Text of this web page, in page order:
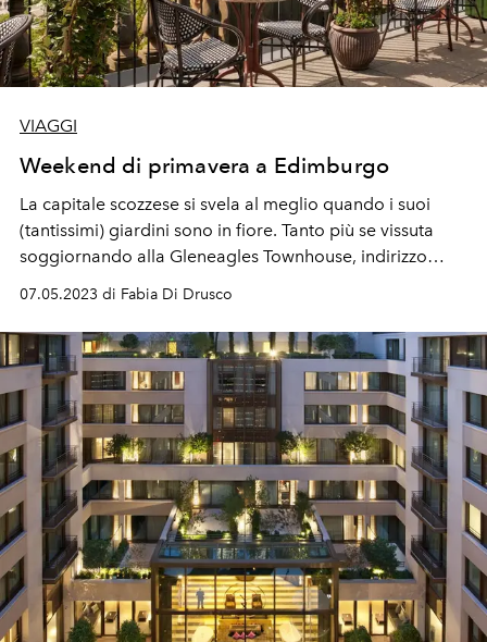
VIAGGI
Weekend di primavera a Edimburgo
La capitale scozzese si svela al meglio quando i suoi
(tantissimi) giardini sono in fiore. Tanto più se vissuta
soggiornando alla Gleneagles Townhouse, indirizzo
stylish e smart con il giusto equilibrio tra grandeur e
07.05.2023 di Fabia Di Drusco